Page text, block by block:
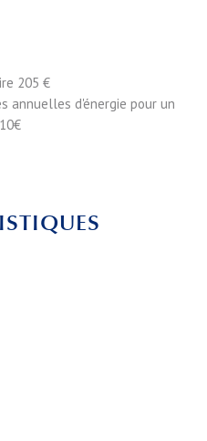
205 €
annuelles d'énergie pour un